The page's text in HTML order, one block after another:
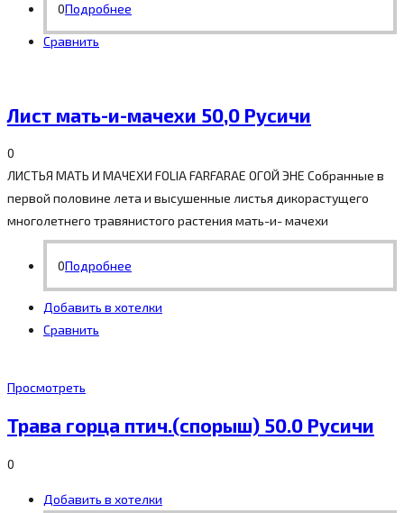
0Подробнее
Сравнить
Лист мать-и-мачехи 50,0 Русичи
0
ЛИСТЬЯ МАТЬ И МАЧЕХИ FOLIA FARFARAE ОГОЙ ЭНЕ Собранные в
первой половине лета и высушенные листья дикорастущего
многолетнего травянистого растения мать-и- мачехи
0Подробнее
Добавить в хотелки
Сравнить
Просмотреть
Трава горца птич.(спорыш) 50.0 Русичи
0
Добавить в хотелки